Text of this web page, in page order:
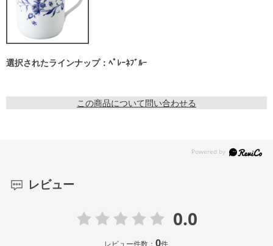
選択されたラインナップ：ﾍﾟﾚｰﾈﾌﾞﾙｰ
この商品について問い合わせる
レビュー
0.0
レビュー件数：0件